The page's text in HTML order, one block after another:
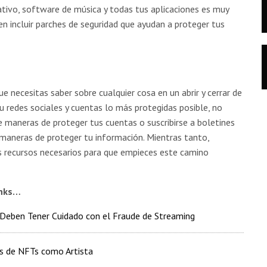
software de música y todas tus aplicaciones es muy
incluir parches de seguridad que ayudan a proteger tus
necesitas saber sobre cualquier cosa en un abrir y cerrar de
sociales y cuentas lo más protegidas posible, no
de proteger tus cuentas o suscribirse a boletines
de proteger tu información. Mientras tanto,
necesarios para que empieces este camino
Tener Cuidado con el Fraude de Streaming
de NFTs como Artista